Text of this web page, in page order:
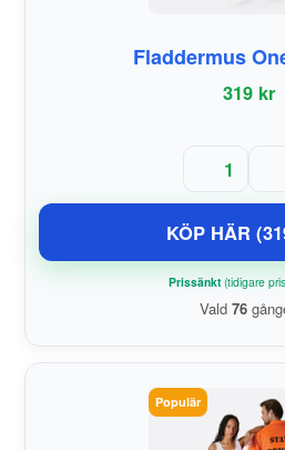
Fladdermus
319 kr
1
KÖP HÄR
Prissänkt(tidigare
Vald 76
Populär